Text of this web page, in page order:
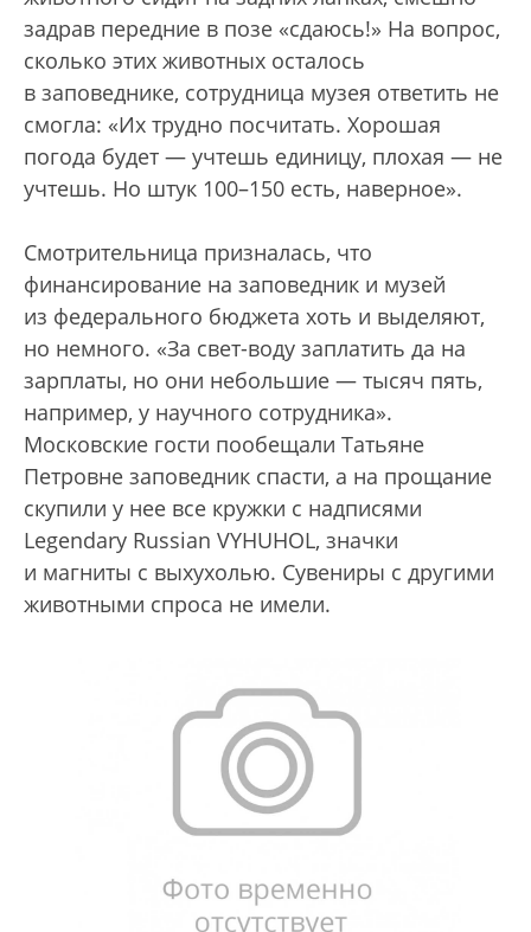
задрав передние в позе «сдаюсь!» На вопрос,
сколько этих животных осталось
в заповеднике, сотрудница музея ответить не
смогла: «Их трудно посчитать. Хорошая
погода будет — учтешь единицу, плохая — не
учтешь. Но штук 100–150 есть, наверное».
Смотрительница призналась, что
финансирование на заповедник и музей
из федерального бюджета хоть и выделяют,
но немного. «За свет-воду заплатить да на
зарплаты, но они небольшие — тысяч пять,
например, у научного сотрудника».
Московские гости пообещали Татьяне
Петровне заповедник спасти, а на прощание
скупили у нее все кружки с надписями
Legendary Russian VYHUHOL, значки
и магниты с выхухолью. Сувениры с другими
животными спроса не имели.